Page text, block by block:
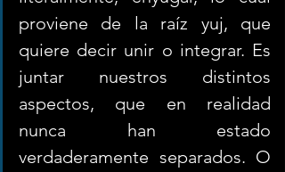
proviene de la raíz yuj, que
quiere decir unir o integrar. Es
juntar nuestros distintos
aspectos, que en realidad
nunca han estado
verdaderamente separados. O